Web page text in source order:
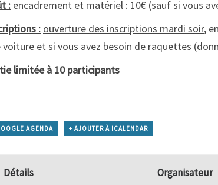
: encadrement et matériel : 10€ (sauf si vous
: ouverture des inscriptions mardi soir,
voiture et si vous avez besoin de raquettes
limitée à 10 participants
AGENDA + AJOUTER À ICALENDAR
Détails Organisateur